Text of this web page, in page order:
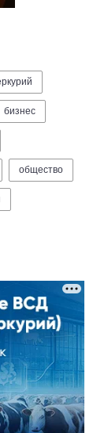
бизнес
общество